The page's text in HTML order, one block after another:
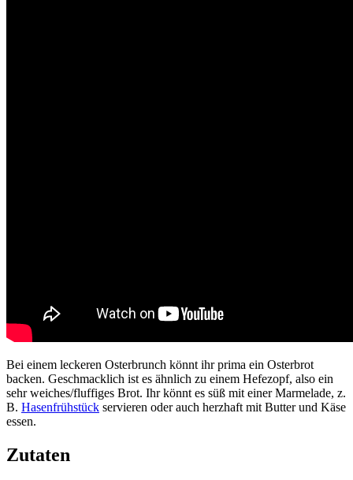
Bei einem leckeren Osterbrunch könnt ihr prima ein Osterbrot
backen. Geschmacklich ist es ähnlich zu einem Hefezopf, also ein
sehr weiches/fluffiges Brot. Ihr könnt es süß mit einer Marmelade, z.
B. Hasenfrühstück servieren oder auch herzhaft mit Butter und Käse
essen.
Zutaten